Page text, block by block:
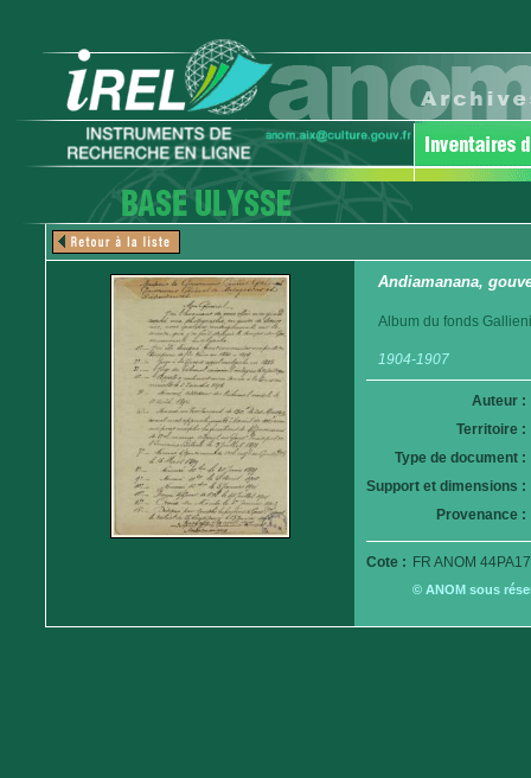
Andiamanana,
Album du fonds
1904-1907
Auteur :
Territoire :
Type de document :
Support et dimensions :
Provenance :
Cote : FR ANOM
© ANOM sous